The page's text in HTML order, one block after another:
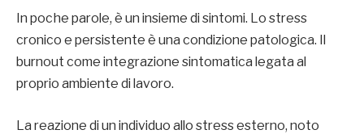
In poche parole, è un insieme di sintomi. Lo stress
cronico e persistente è una condizione patologica. Il
burnout come integrazione sintomatica legata al
proprio ambiente di lavoro.
La reazione di un individuo allo stress esterno, noto